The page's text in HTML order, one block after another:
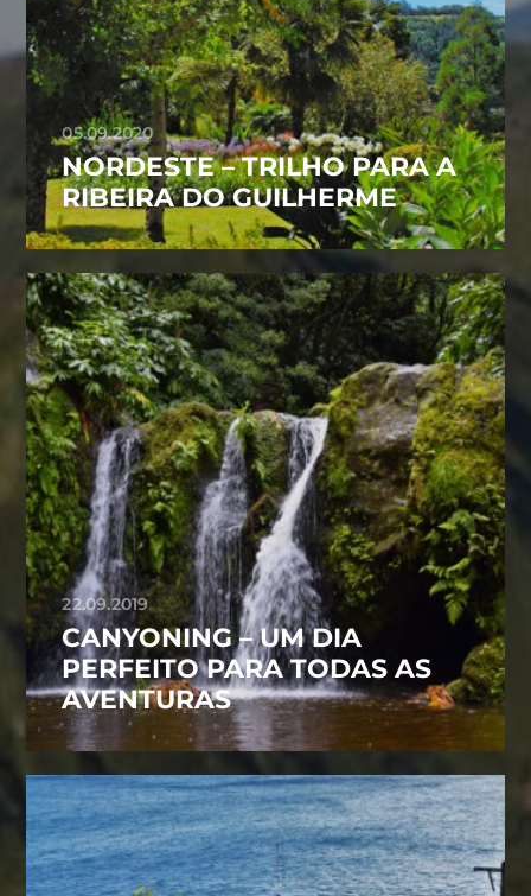
05.09.2020
NORDESTE – TRILHO PARA A
RIBEIRA DO GUILHERME
22.09.2019
CANYONING – UM DIA
PERFEITO PARA TODAS AS
AVENTURAS